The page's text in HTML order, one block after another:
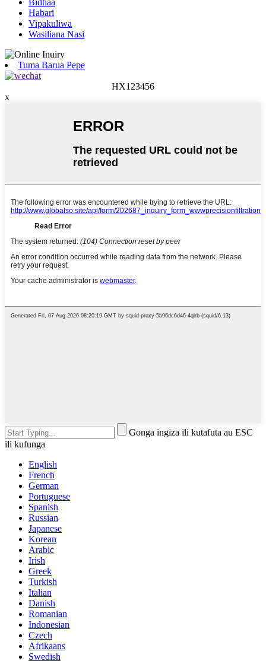
Bidhaa
Habari
Vipakuliwa
Wasiliana Nasi
Tuma Barua Pepe
HX123456
x
Gonga ingiza ili kutafuta au ESC
ili kufunga
English
French
German
Portuguese
Spanish
Russian
Japanese
Korean
Arabic
Irish
Greek
Turkish
Italian
Danish
Romanian
Indonesian
Czech
Afrikaans
Swedish